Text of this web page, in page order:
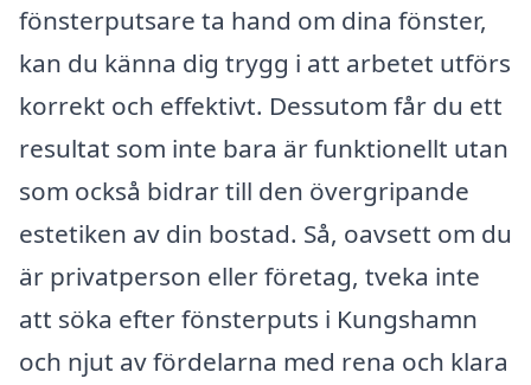
fönsterputsare ta hand om dina fönster,
kan du känna dig trygg i att arbetet utförs
korrekt och effektivt. Dessutom får du ett
resultat som inte bara är funktionellt utan
som också bidrar till den övergripande
estetiken av din bostad. Så, oavsett om du
är privatperson eller företag, tveka inte
att söka efter fönsterputs i Kungshamn
och njut av fördelarna med rena och klara